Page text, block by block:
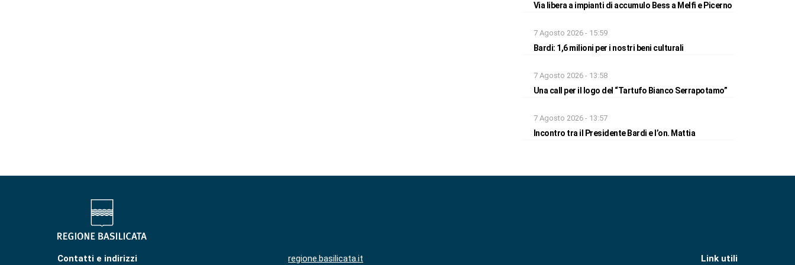
Via libera a impianti di accumulo Bess a Melfi e Picerno
7 Agosto 2026 - 15:59
Bardi: 1,6 milioni per i nostri beni culturali
7 Agosto 2026 - 13:58
Una call per il logo del “Tartufo Bianco Serrapotamo”
7 Agosto 2026 - 13:57
Incontro tra il Presidente Bardi e l’on. Mattia
Contatti e indirizzi regione.basilicata.it Link utili